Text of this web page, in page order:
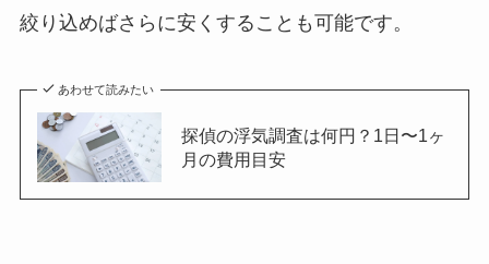
絞り込めばさらに安くすることも可能です。
あわせて読みたい
探偵の浮気調査は何円？1日〜1ヶ
月の費用目安